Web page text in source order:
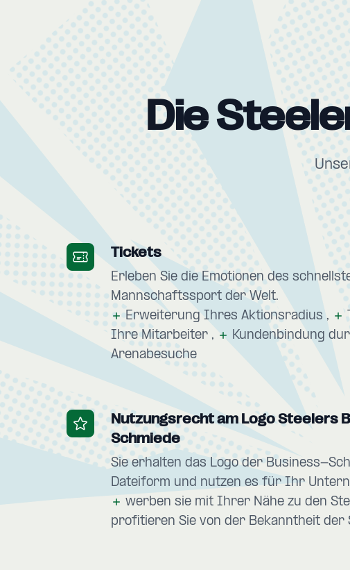
Die
Tickets
Erleben Sie die Emotionen des
Mannschaftssport der Welt.
Erweiterung Ihres Aktionsradius
Ihre Mitarbeiter
Kundenbindung
Arenabesuche
Nutzungsrecht am Logo Steelers
Schmiede
Sie erhalten das Logo der Business-
Dateiform und nutzen es für Ihr
werben sie mit Ihrer Nähe zu den
profitieren Sie von der Bekanntheit der